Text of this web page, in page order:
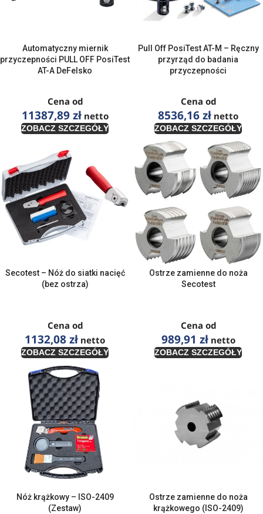
Automatyczny miernik
przyczepności PULL OFF PosiTest
AT-A DeFelsko
Cena od
11387,89złnetto
ZOBACZ SZCZEGÓŁY
Pull Off PosiTest AT-M – Ręczny
przyrząd do badania
przyczepności
Cena od
8536,16zł netto
ZOBACZ SZCZEGÓŁY
Secotest – Nóż do siatki nacięć
(bez ostrza)
Cena od
1132,08zł netto
ZOBACZ SZCZEGÓŁY
Ostrze zamienne do noża
Secotest
Cena od
989,91 złnetto
ZOBACZ SZCZEGÓŁY
Nóż krążkowy – ISO-2409
(Zestaw)
Ostrze zamienne do noża
krążkowego (ISO-2409)